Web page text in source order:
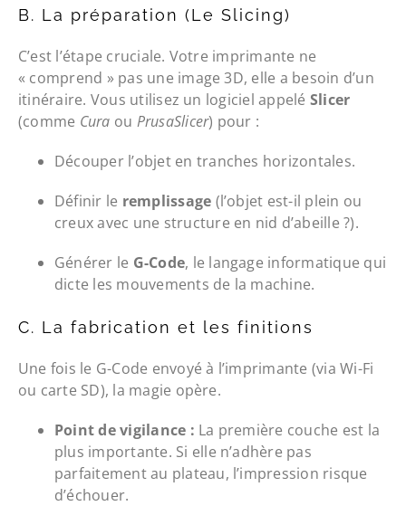
B. La préparation (Le Slicing)
C’est l’étape cruciale. Votre imprimante ne
« comprend » pas une image 3D, elle a besoin d’un
itinéraire. Vous utilisez un logiciel appelé Slicer
(comme Cura ou PrusaSlicer) pour :
Découper l’objet en tranches horizontales.
Définir le remplissage (l’objet est-il plein ou
creux avec une structure en nid d’abeille ?).
Générer le G-Code, le langage informatique qui
dicte les mouvements de la machine.
C. La fabrication et les finitions
Une fois le G-Code envoyé à l’imprimante (via Wi-Fi
ou carte SD), la magie opère.
Point de vigilance : La première couche est la
plus importante. Si elle n’adhère pas
parfaitement au plateau, l’impression risque
d’échouer.